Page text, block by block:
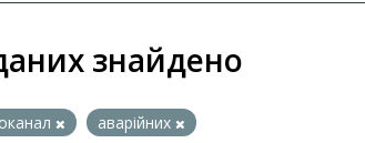
знайдено
аварійних